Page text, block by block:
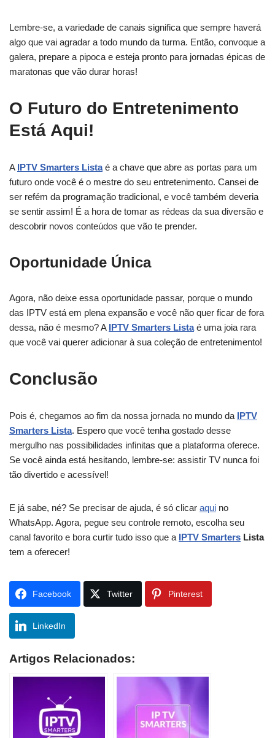
Lembre-se, a variedade de canais significa que sempre haverá
algo que vai agradar a todo mundo da turma. Então, convoque a
galera, prepare a pipoca e esteja pronto para jornadas épicas de
maratonas que vão durar horas!
O Futuro do Entretenimento
Está Aqui!
A IPTV Smarters Listaé a chave que abre as portas para um
futuro onde você é o mestre do seu entretenimento. Cansei de
ser refém da programação tradicional, e você também deveria
se sentir assim! É a hora de tomar as rédeas da sua diversão e
descobrir novos conteúdos que vão te prender.
Oportunidade Única
Agora, não deixe essa oportunidade passar, porque o mundo
das IPTV está em plena expansão e você não quer ficar de fora
dessa, não é mesmo? A IPTV Smarters Listaé uma joia rara
que você vai querer adicionar à sua coleção de entretenimento!
Conclusão
Pois é, chegamos ao fim da nossa jornada no mundo da IPTV
Smarters Lista. Espero que você tenha gostado desse
mergulho nas possibilidades infinitas que a plataforma oferece.
Se você ainda está hesitando, lembre-se: assistir TV nunca foi
tão divertido e acessível!
E já sabe, né? Se precisar de ajuda, é só clicar aqui no
WhatsApp. Agora, pegue seu controle remoto, escolha seu
canal favorito e bora curtir tudo isso que a IPTV Smarters Lista
tem a oferecer!
Facebook Twitter Pinterest
LinkedIn
Artigos Relacionados: